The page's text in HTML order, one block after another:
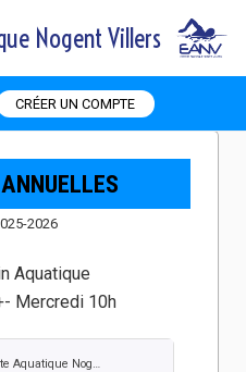
Nogent Villers
CRÉER UN COMPTE
2026
Aquatique
Mercredi 10h
Nogent Villers EANV